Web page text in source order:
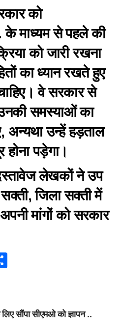
को
माध्यम से पहले की
को जारी रखना
का ध्यान रखते हुए
वे सरकार से
समस्याओं का
अन्यथा उन्हें हड़ताल
पड़ेगा।
लेखकों ने उप
जिला सक्ती में
मांगों को सरकार
Share
लिए सौंपा सीएमओ को ज्ञापन ..